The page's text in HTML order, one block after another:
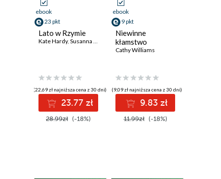
ebook
23 pkt
Lato w Rzymie
Kate Hardy, Susanna Carr Cathy Williams
(22,69 zł najniższa cena z 30 dni)
23.77 zł
28.99zł (-18%)
ebook
9 pkt
Niewinne
kłamstwo
Cathy Williams
(9,09 zł najniższa cena z 30 dni)
9.83 zł
11.99zł (-18%)